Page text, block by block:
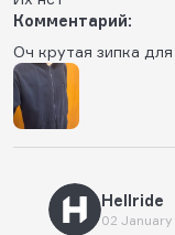
Комментарий:
Оч крутая зипка
Hellride
02 January